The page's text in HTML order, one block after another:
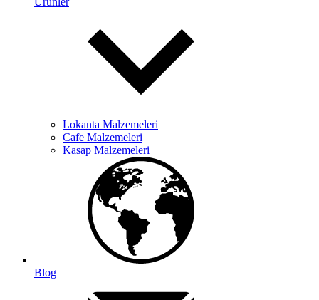
Lokanta Malzemeleri
Cafe Malzemeleri
Kasap Malzemeleri
Blog